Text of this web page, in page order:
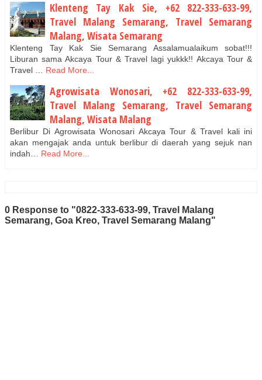
Klenteng Tay Kak Sie, +62 822-333-633-99,
Travel Malang Semarang, Travel Semarang
Malang, Wisata Semarang
Klenteng Tay Kak Sie Semarang Assalamualaikum sobat!!!
Liburan sama Akcaya Tour & Travel lagi yukkk!! Akcaya Tour &
Travel …
Read More...
Agrowisata Wonosari, +62 822-333-633-99,
Travel Malang Semarang, Travel Semarang
Malang, Wisata Malang
Berlibur Di Agrowisata Wonosari Akcaya Tour & Travel kali ini
akan mengajak anda untuk berlibur di daerah yang sejuk nan
indah…
Read More...
0 Response to "0822-333-633-99, Travel Malang
Semarang, Goa Kreo, Travel Semarang Malang"